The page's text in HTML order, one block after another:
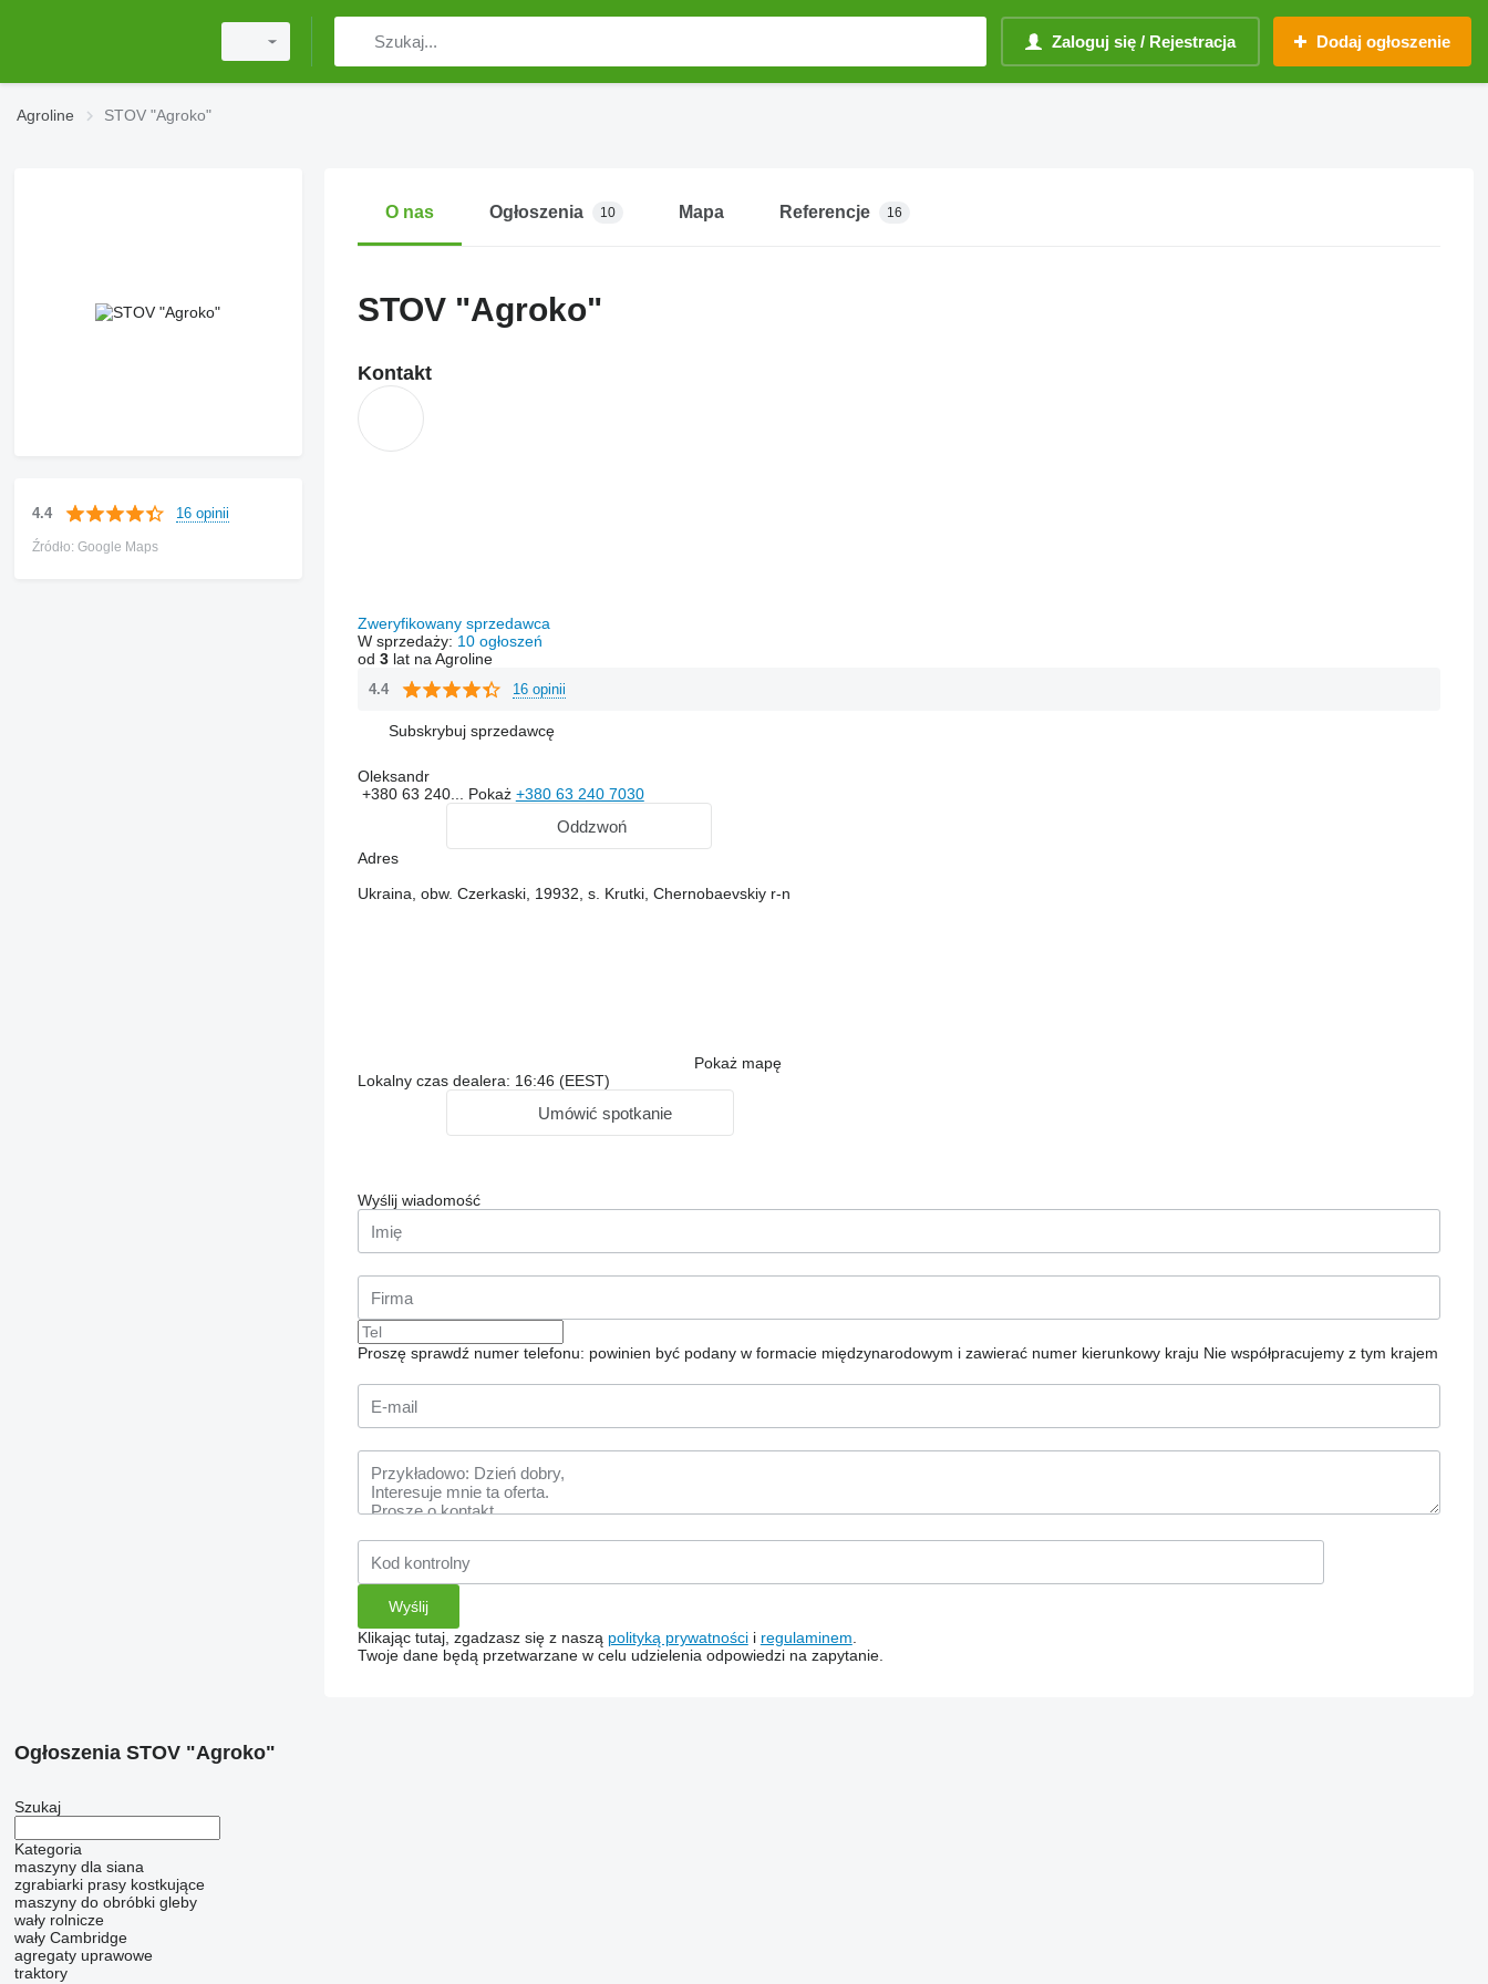
Zaloguj się / Rejestracja Dodaj ogłoszenie
Agroline STOV "Agroko"
4.4 16 opinii
Źródło: Google Maps
O nas Ogłoszenia 10 Mapa Referencje 16
STOV "Agroko"
Kontakt
Zweryfikowany sprzedawca
W sprzedaży: 10 ogłoszeń
od 3lat na Agroline
4.4 16 opinii
Subskrybuj sprzedawcę
Oleksandr
+380 63 240... Pokaż +380 63 240 7030
Oddzwoń
Adres
Ukraina, obw. Czerkaski, 19932, s. Krutki, Chernobaevskiy r-n
Pokaż mapę
Lokalny czas dealera: 16:46 (EEST)
Umówić spotkanie
Wyślij wiadomość
Proszę sprawdź numer telefonu: powinien być podany w formacie międzynarodowym i zawierać numer kierunkowy kraju Nie współpracujemy z tym krajem
Klikając tutaj, zgadzasz się z naszą polityką prywatnościi regulaminem
Twoje dane będą przetwarzane w celu udzielenia odpowiedzi na zapytanie.
Ogłoszenia STOV "Agroko"
Szukaj
Kategoria
maszyny dla siana
zgrabiarki prasy kostkujące
maszyny do obróbki gleby
wały rolnicze
wały Cambridge
agregaty uprawowe
traktory